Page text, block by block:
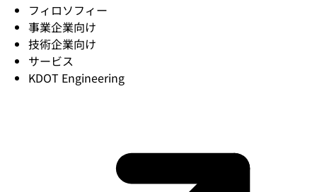
フィロソフィー
事業企業向け
技術企業向け
サービス
KDOT Engineering